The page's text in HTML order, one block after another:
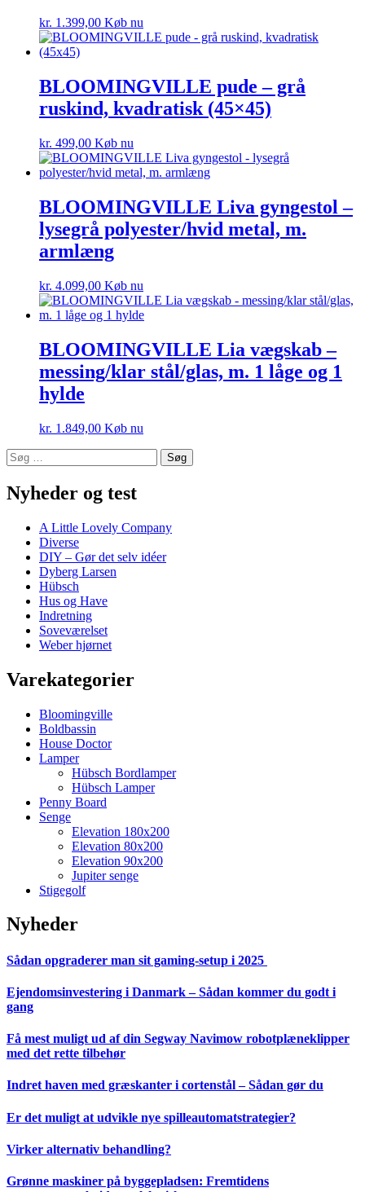
kr. 1.399,00 Køb nu
BLOOMINGVILLE pude – grå
ruskind, kvadratisk (45×45)
kr. 499,00 Køb nu
BLOOMINGVILLE Liva gyngestol –
lysegrå polyester/hvid metal, m.
armlæng
kr. 4.099,00 Køb nu
BLOOMINGVILLE Lia vægskab –
messing/klar stål/glas, m. 1 låge og 1
hylde
kr. 1.849,00 Køb nu
Søg
efter:
Nyheder og test
A Little Lovely Company
Diverse
DIY – Gør det selv idéer
Dyberg Larsen
Hübsch
Hus og Have
Indretning
Soveværelset
Weber hjørnet
Varekategorier
Bloomingville
Boldbassin
House Doctor
Lamper
Hübsch Bordlamper
Hübsch Lamper
Penny Board
Senge
Elevation 180x200
Elevation 80x200
Elevation 90x200
Jupiter senge
Stigegolf
Nyheder
Sådan opgraderer man sit gaming-setup i 2025
Ejendomsinvestering i Danmark – Sådan kommer du godt i
gang
Få mest muligt ud af din Segway Navimow robotplæneklipper
med det rette tilbehør
Indret haven med græskanter i cortenstål – Sådan gør du
Er det muligt at udvikle nye spilleautomatstrategier?
Virker alternativ behandling?
Grønne maskiner på byggepladsen: Fremtidens